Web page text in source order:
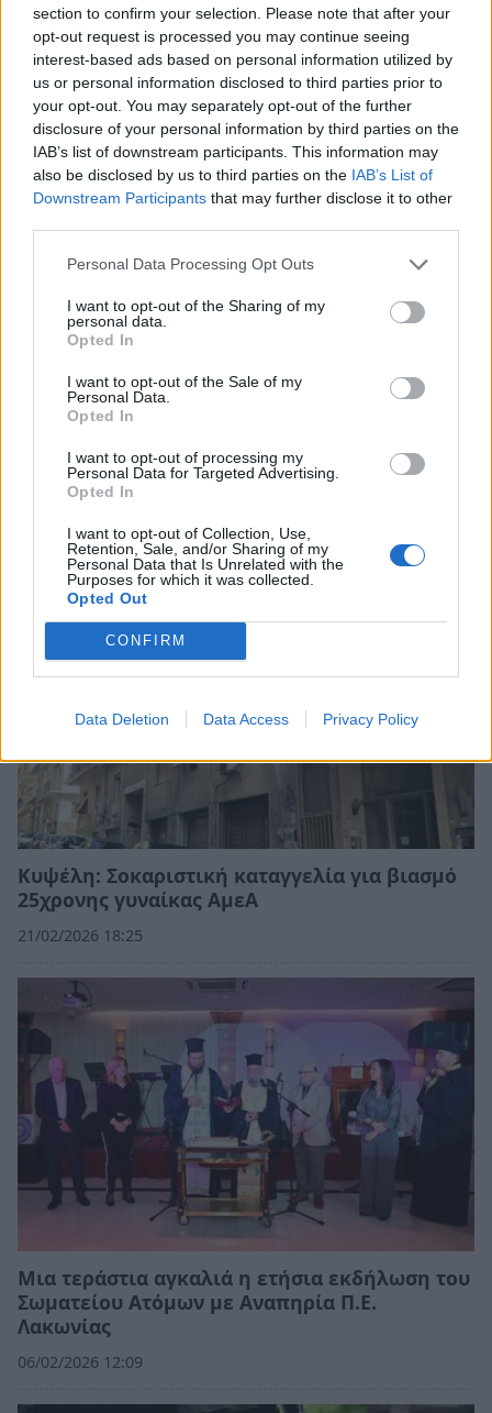
section to confirm your selection. Please note that after your
opt-out request is processed you may continue seeing
interest-based ads based on personal information utilized by
us or personal information disclosed to third parties prior to
your opt-out. You may separately opt-out of the further
disclosure of your personal information by third parties on the
IAB’s list of downstream participants. This information may
also be disclosed by us to third parties on the IAB’s List of
Downstream Participants that may further disclose it to other
Personal Data Processing Opt Outs
I want to opt-out of the Sharing of my
personal data.
Opted In
I want to opt-out of the Sale of my
Personal Data.
Opted In
I want to opt-out of processing my
Personal Data for Targeted Advertising.
Opted In
I want to opt-out of Collection, Use,
Retention, Sale, and/or Sharing of my
Personal Data that Is Unrelated with the
Purposes for which it was collected.
Opted Out
CONFIRM
Data Deletion Data Access Privacy Policy
Σχετικά Άρθρα
Προσβάσιμες παραλίες για όλους στον Δήμο
Κορινθίων
20/06/2026 10:19
Κυψέλη: Σοκαριστική καταγγελία για βιασμό
25χρονης γυναίκας ΑμεΑ
21/02/2026 18:25
Μια τεράστια αγκαλιά η ετήσια εκδήλωση του
Σωματείου Ατόμων με Αναπηρία Π.Ε.
Λακωνίας
06/02/2026 12:09